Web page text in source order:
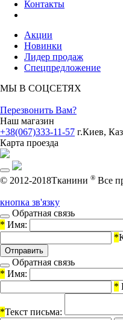
Контакты
Акции
Новинки
Лидер продаж
Спецпредложение
МЫ В СОЦСЕТЯХ
Перезвонить Вам?
Наш магазин
+38(067)333-11-57 г.Киев,
Карта проезда
© 2012-2018Тканини ® Все
кнопка зв'язку
Обратная связь
* Имя:
*
Обратная связь
* Имя:
*
*Текст письма: